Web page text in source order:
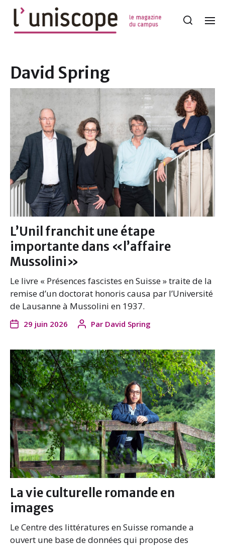
L’Unil franchit une étape
importante dans «l’affaire
Mussolini»
Le livre « Présences fascistes en Suisse » traite de la
remise d’un doctorat honoris causa par l’Université
de Lausanne à Mussolini en 1937.
29 juin 2026 Par David Spring
La vie culturelle romande en
images
Le Centre des littératures en Suisse romande a
ouvert une base de données qui propose des